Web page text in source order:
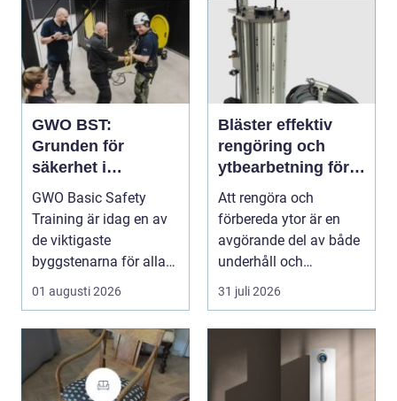
GWO BST:
Grunden för
säkerhet i
vindkraftsbransche
n
GWO Basic Safety
Training är idag en av
de viktigaste
byggstenarna för alla
som vill arbet...
01 augusti 2026
Bläster effektiv
rengöring och
ytbearbetning för
proffs och
hantverkare
Att rengöra och
förbereda ytor är en
avgörande del av både
underhåll och
renovering. Färg, rost,
smu...
31 juli 2026